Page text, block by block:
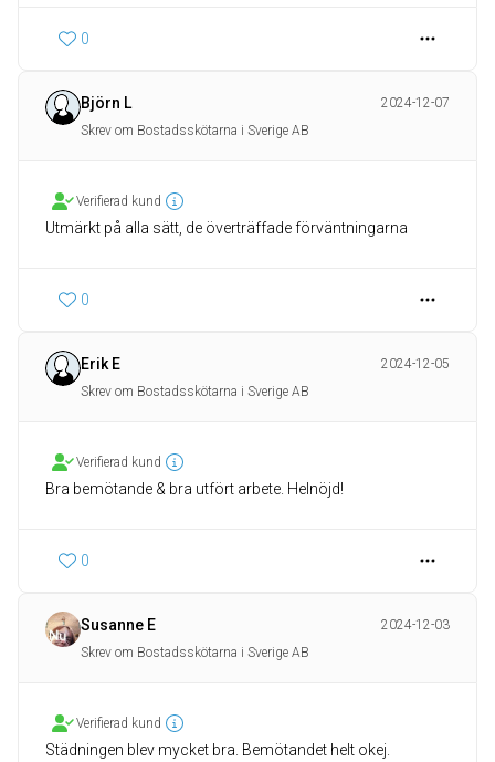
0
Björn L
2024-12-07
Skrev om Bostadsskötarna i Sverige AB
Verifierad kund
Utmärkt på alla sätt, de överträffade förväntningarna
0
Erik E
2024-12-05
Skrev om Bostadsskötarna i Sverige AB
Verifierad kund
Bra bemötande & bra utfört arbete. Helnöjd!
0
Susanne E
2024-12-03
Skrev om Bostadsskötarna i Sverige AB
Verifierad kund
Städningen blev mycket bra. Bemötandet helt okej.